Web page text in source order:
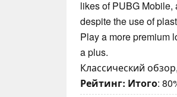
likes of PUBG Mobile,
despite the use of
Play a more premium
a plus.
Классический
Рейтинг: Итого: